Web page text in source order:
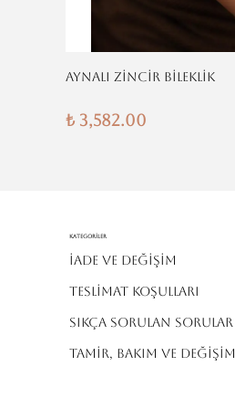
AYNALI ZİNCİR BİLEKLİK
₺ 3,582.00
Kategoriler
İADE VE DEĞİŞİM
TESLİMAT KOŞULLARI
SIKÇA SORULAN SORULAR
TAMİR, BAKIM VE DEĞİŞİM